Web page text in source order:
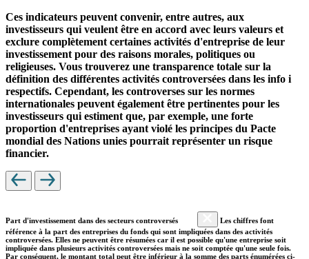
Ces indicateurs peuvent convenir, entre autres, aux
investisseurs qui veulent être en accord avec leurs valeurs et
exclure complètement certaines activités d'entreprise de leur
investissement pour des raisons morales, politiques ou
religieuses. Vous trouverez une transparence totale sur la
définition des différentes activités controversées dans les info i
respectifs. Cependant, les controverses sur les normes
internationales peuvent également être pertinentes pour les
investisseurs qui estiment que, par exemple, une forte
proportion d'entreprises ayant violé les principes du Pacte
mondial des Nations unies pourrait représenter un risque
financier.
Part d'investissement dans des secteurs controversés
Les chiffres font
référence à la part des entreprises du fonds qui sont impliquées dans des activités
controversées. Elles ne peuvent être résumées car il est possible qu'une entreprise soit
impliquée dans plusieurs activités controversées mais ne soit comptée qu'une seule fois.
Par conséquent, le montant total peut être inférieur à la somme des parts énumérées ci-